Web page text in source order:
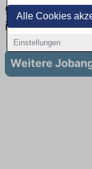
Alle Cookies
Einstellungen
gibt es keine
in Kyritz
Weitere